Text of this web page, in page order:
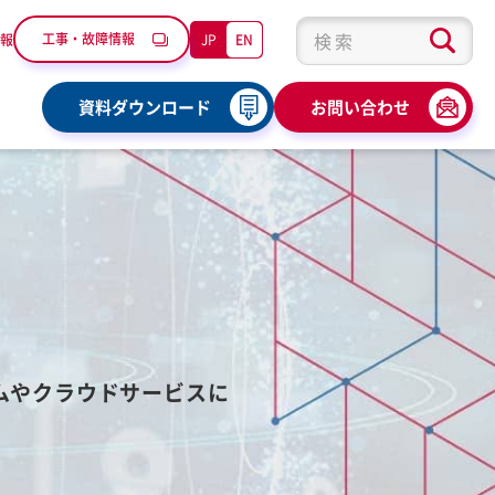
検索キーワード入力
工事・故障情報 JP EN
資料ダウンロード お問い合わせ
クラウドサービスに